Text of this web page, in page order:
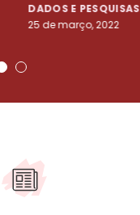
DADOS E PESQUISAS
25 de março, 2022